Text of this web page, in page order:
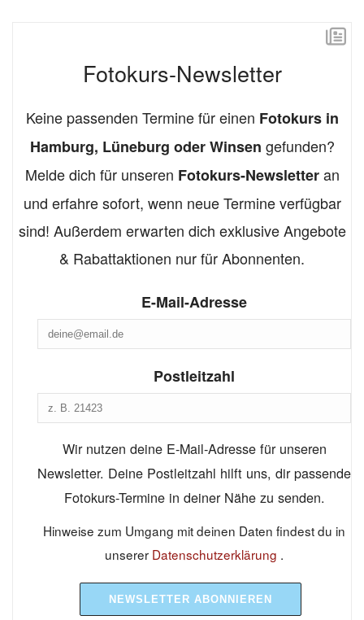
Fotokurs-Newsletter
Keine passenden Termine für einen Fotokurs in
Hamburg, Lüneburg oder Winsen gefunden?
Melde dich für unseren Fotokurs-Newsletteran
und erfahre sofort, wenn neue Termine verfügbar
sind! Außerdem erwarten dich exklusive Angebote
& Rabattaktionen nur für Abonnenten.
E-Mail-Adresse
Postleitzahl
Wir nutzen deine E-Mail-Adresse für unseren
Newsletter. Deine Postleitzahl hilft uns, dir passende
Fotokurs-Termine in deiner Nähe zu senden.
Hinweise zum Umgang mit deinen Daten findest du in
unserer Datenschutzerklärung .
NEWSLETTER ABONNIEREN